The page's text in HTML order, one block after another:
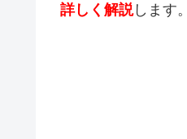
詳しく解説します。